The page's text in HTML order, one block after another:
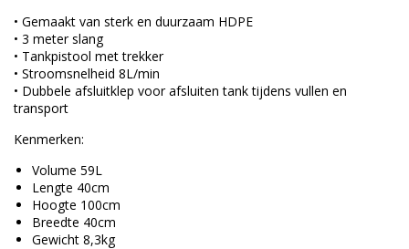
• Gemaakt van sterk en duurzaam HDPE
• 3 meter slang
• Tankpistool met trekker
• Stroomsnelheid 8L/min
• Dubbele afsluitklep voor afsluiten tank tijdens vullen en
transport
Kenmerken:
Volume 59L
Lengte 40cm
Hoogte 100cm
Breedte 40cm
Gewicht 8,3kg